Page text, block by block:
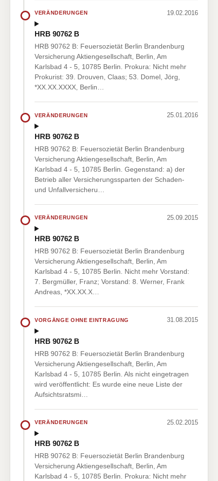
VERÄNDERUNGEN 19.02.2016
HRB 90762 B
HRB 90762 B: Feuersozietät Berlin Brandenburg
Versicherung Aktiengesellschaft, Berlin, Am
Karlsbad 4 - 5, 10785 Berlin. Prokura: Nicht mehr
Prokurist: 39. Drouven, Claas; 53. Domel, Jörg,
*XX.XX.XXXX, Berlin…
VERÄNDERUNGEN 25.01.2016
HRB 90762 B
HRB 90762 B: Feuersozietät Berlin Brandenburg
Versicherung Aktiengesellschaft, Berlin, Am
Karlsbad 4 - 5, 10785 Berlin. Gegenstand: a) der
Betrieb aller Versicherungssparten der Schaden-
und Unfallversicheru…
VERÄNDERUNGEN 25.09.2015
HRB 90762 B
HRB 90762 B: Feuersozietät Berlin Brandenburg
Versicherung Aktiengesellschaft, Berlin, Am
Karlsbad 4 - 5, 10785 Berlin. Nicht mehr Vorstand:
7. Bergmüller, Franz; Vorstand: 8. Werner, Frank
Andreas, *XX.XX.X…
VORGÄNGE OHNE EINTRAGUNG 31.08.2015
HRB 90762 B
HRB 90762 B: Feuersozietät Berlin Brandenburg
Versicherung Aktiengesellschaft, Berlin, Am
Karlsbad 4 - 5, 10785 Berlin. Als nicht eingetragen
wird veröffentlicht: Es wurde eine neue Liste der
Aufsichtsratsmi…
VERÄNDERUNGEN 25.02.2015
HRB 90762 B
HRB 90762 B: Feuersozietät Berlin Brandenburg
Versicherung Aktiengesellschaft, Berlin, Am
Karlsbad 4 - 5, 10785 Berlin. Prokura: Nicht mehr